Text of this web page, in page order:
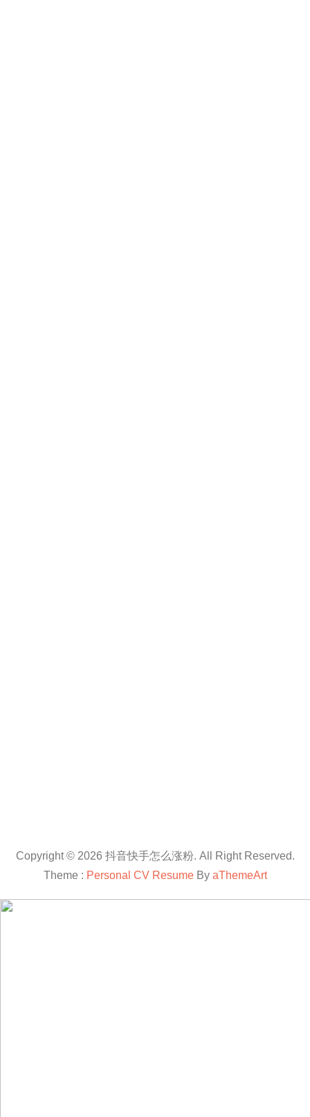
Copyright © 2026 抖音快手怎么涨粉. All Right Reserved.
Theme : Personal CV ResumeBy aThemeArt